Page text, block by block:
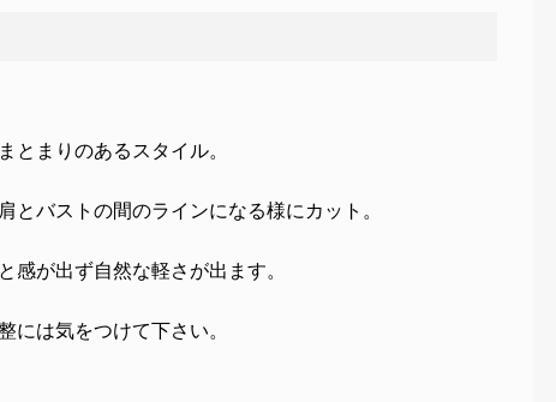
とまりのあるスタイル。
バストの間のラインになる様にカット。
感が出ず自然な軽さが出ます。
には気をつけて下さい。